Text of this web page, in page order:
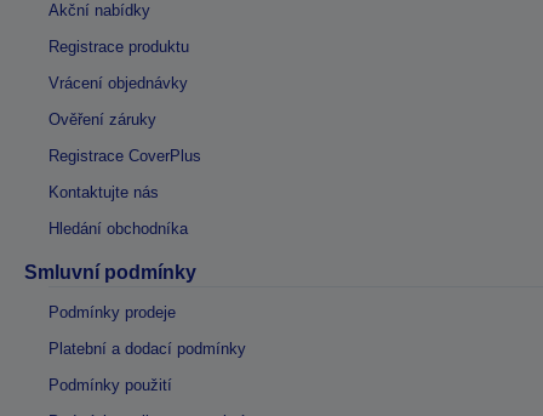
Akční nabídky
Registrace produktu
Vrácení objednávky
Ověření záruky
Registrace CoverPlus
Kontaktujte nás
Hledání obchodníka
Smluvní podmínky
Podmínky prodeje
Platební a dodací podmínky
Podmínky použití